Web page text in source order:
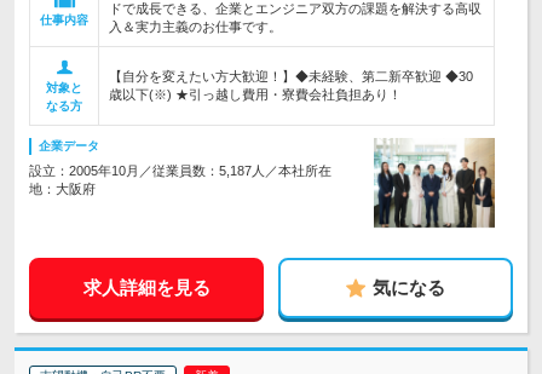
仕事内容
ドで成長できる、企業とエンジニア双方の課題を解決する高収
入＆実力主義のお仕事です。
対象と
なる方
【自分を変えたい方大歓迎！】◆未経験、第二新卒歓迎 ◆30
歳以下(※) ★引っ越し費用・寮費会社負担あり！
企業データ
設立：2005年10月／従業員数：5,187人／本社所在
地：大阪府
求人詳細を見る 気になる